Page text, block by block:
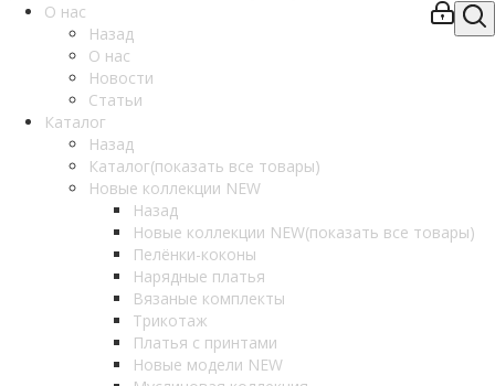
О нас
Назад
О нас
Новости
Статьи
Каталог
Назад
Каталог(показать все товары)
Новые коллекции NEW
Назад
Новые коллекции NEW(показать все товары)
Пелёнки-коконы
Нарядные платья
Вязаные комплекты
Трикотаж
Платья с принтами
Новые модели NEW